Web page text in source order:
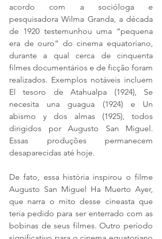
acordo com a socióloga e
pesquisadora Wilma Granda, a década
de 1920 testemunhou uma “pequena
era de ouro” do cinema equatoriano,
durante a qual cerca de cinquenta
filmes documentários e de ficção foram
realizados. Exemplos notáveis incluem
El tesoro de Atahualpa (1924), Se
necesita una guagua (1924) e Un
abismo y dos almas (1925), todos
dirigidos por Augusto San Miguel.
Essas produções permanecem
desaparecidas até hoje.
De fato, essa história inspirou o filme
Augusto San Miguel Ha Muerto Ayer,
que narra o mito desse cineasta que
teria pedido para ser enterrado com as
bobinas de seus filmes. Outro período